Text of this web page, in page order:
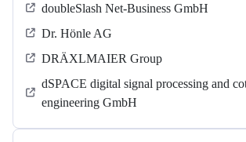
doubleSlash Net-Business GmbH
Dr. Hönle AG
DRÄXLMAIER Group
dSPACE digital signal processing and
engineering GmbH